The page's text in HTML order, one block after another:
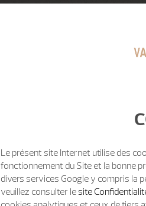
Le présent site Internet utilise des
fonctionnement du Site et la bonne
divers services Google y compris la
veuillez consulter le site